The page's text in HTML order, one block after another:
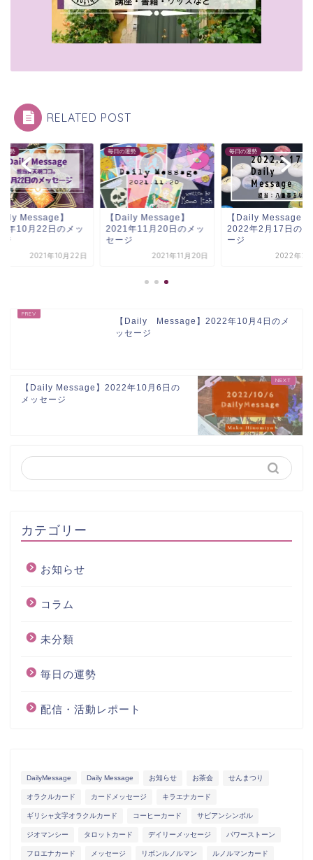
RELATED POST
運勢
Message】
年10月22日のメッ
ジ
2021年10月22日
毎日の運勢
【Daily Message】
2021年11月20日のメッ
セージ
2021年11月20日
毎日の運勢
【Daily Message】
2022年2月17日のメ
ージ
2022年2
【Daily Message】2022年10月4日のメ
ッセージ
【Daily Message】2022年10月6日の
メッセージ
カテゴリー
お知らせ
コラム
未分類
毎日の運勢
配信・活動レポート
DailyMessage Daily Message お知らせ お茶会 せんまつり
オラクルカード カードメッセージ キラエナカード
ギリシャ文字オラクルカード コーヒーカード サビアンシンボル
ジオマンシー タロットカード デイリーメッセージ パワーストーン
フロエナカード メッセージ リボンルノルマン ルノルマンカード